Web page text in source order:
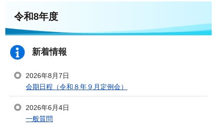
令和8年度
新着情報
2026年8月7日
会期日程（令和８年９月定例会）
2026年6月4日
一般質問